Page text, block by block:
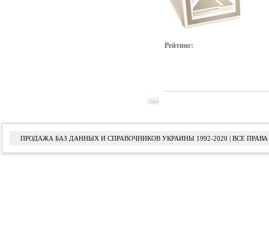
Рейтинг:
ПРОДАЖА БАЗ ДАННЫХ И СПРАВОЧНИКОВ УКРАИНЫ 1992-2020 | ВСЕ